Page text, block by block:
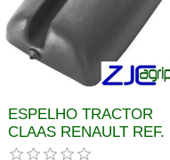
ESPELHO TRACTOR
CLAAS RENAULT REF.
6005028116